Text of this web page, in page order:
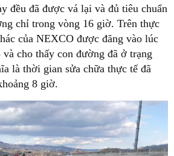
đều đã được vá lại và đủ tiêu chuẩn
chỉ trong vòng 16 giờ. Trên thực
của NEXCO được đăng vào lúc
và cho thấy con đường đã ở trạng
là thời gian sửa chữa thực tế đã
8 giờ.